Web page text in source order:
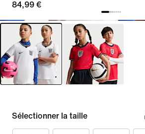
84,99 €
Sélectionner la taille